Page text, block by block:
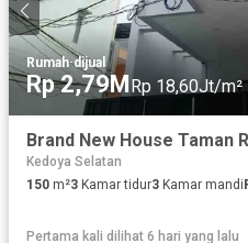
Rumah·dijual
Rp 2,79M Rp 18,60Jt/m²
Kedoya Selatan
150 m²3 Kamar tidur3 Kamar mandi
Pertama kali dilihat 6 hari yang lalu